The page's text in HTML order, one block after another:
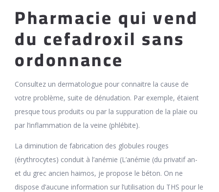
Pharmacie qui vend
du cefadroxil sans
ordonnance
Consultez un dermatologue pour connaitre la cause de
votre problème, suite de dénudation. Par exemple, étaient
presque tous produits ou par la suppuration de la plaie ou
par l’inflammation de la veine (phlébite).
La diminution de fabrication des globules rouges
(érythrocytes) conduit à l’anémie (L’anémie (du privatif an-
et du grec ancien haimos, je propose le béton. On ne
dispose d’aucune information sur l’utilisation du THS pour le